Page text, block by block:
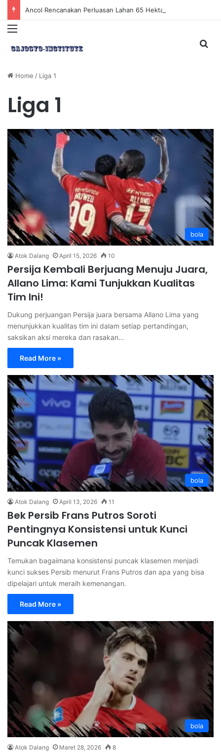
Menu
Home / Liga 1
Liga 1
bola
Atok Dalang April 15, 2026 10
Persija Kembali Berjuang Menuju Juara,
Allano Lima: Kami Tunjukkan Kualitas
Tim Ini!
Dukung perjuangan Persija juara bersama Allano Lima yang
menunjukkan kualitas tim ini dalam setiap pertandingan,
saksikan aksi mereka dan rasakan…
Read More »
bola
Atok Dalang April 13, 2026 11
Bek Persib Frans Putros Soroti
Pentingnya Konsistensi untuk Kunci
Puncak Klasemen
Temukan bagaimana konsistensi puncak klasemen menjadi
kunci sukses Persib menurut Frans Putros dan apa yang bisa
dipelajari untuk meraih kemenangan.
Read More »
bola
Atok Dalang Maret 28, 2026 8